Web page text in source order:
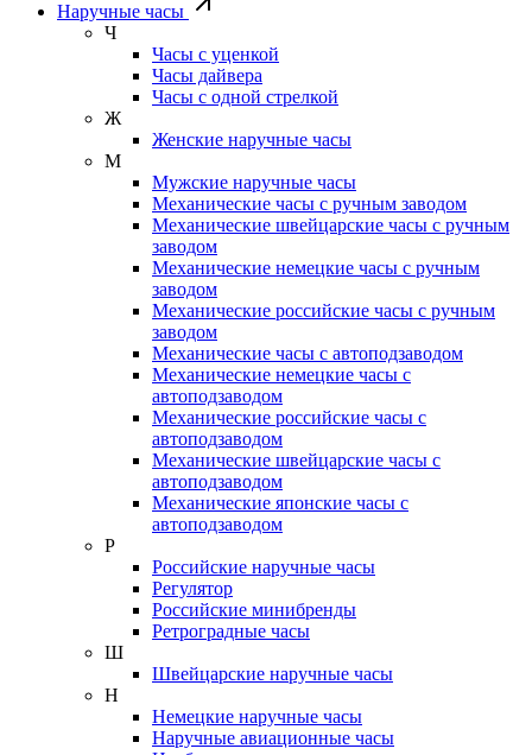
Наручные часы
Ч
Часы с уценкой
Часы дайвера
Часы с одной стрелкой
Ж
Женские наручные часы
М
Мужские наручные часы
Механические часы с ручным заводом
Механические швейцарские часы с ручным
заводом
Механические немецкие часы с ручным
заводом
Механические российские часы с ручным
заводом
Механические часы с автоподзаводом
Механические немецкие часы с
автоподзаводом
Механические российские часы с
автоподзаводом
Механические швейцарские часы с
автоподзаводом
Механические японские часы с
автоподзаводом
Р
Российские наручные часы
Регулятор
Российские минибренды
Ретроградные часы
Ш
Швейцарские наручные часы
Н
Немецкие наручные часы
Наручные авиационные часы